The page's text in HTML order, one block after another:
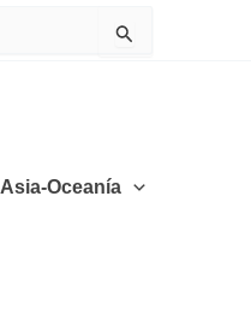
Asia-Oceanía